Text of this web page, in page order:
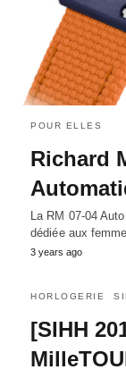
POUR ELLES
Richard
La RM 07-04
dédiée aux
3 years ago
HORLOGERIE
[SIHH